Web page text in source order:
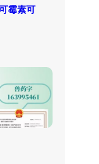
霉素可